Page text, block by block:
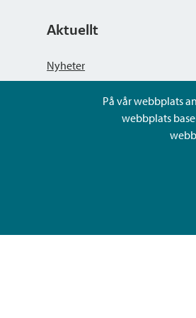
På vår webbplats
webbplats
Aktuellt
Nyheter
Kungörelser